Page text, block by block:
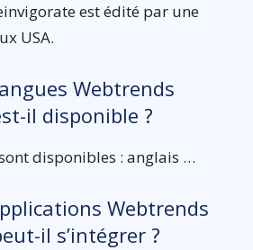
est édité par une
USA.
Webtrends
il disponible ?
disponibles : anglais …
Webtrends
il s’intégrer ?